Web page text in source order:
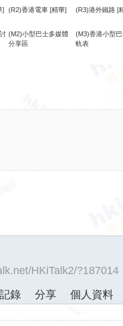
] (R2)香港電車 [精華] (R3)港外鐵路 [
(M2)小型巴士多媒體
分享區
(M3)香港小型
軌表
HKiTalk2/?187014
記錄 分享 個人資料